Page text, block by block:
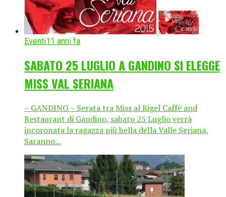
Eventi11 anni fa
SABATO 25 LUGLIO A GANDINO SI ELEGGE
MISS VAL SERIANA
– GANDINO – Serata tra Miss al Rigel Caffè and
Restaurant di Gandino, sabato 25 Luglio verrà
incoronata la ragazza più bella della Valle Seriana.
Saranno...